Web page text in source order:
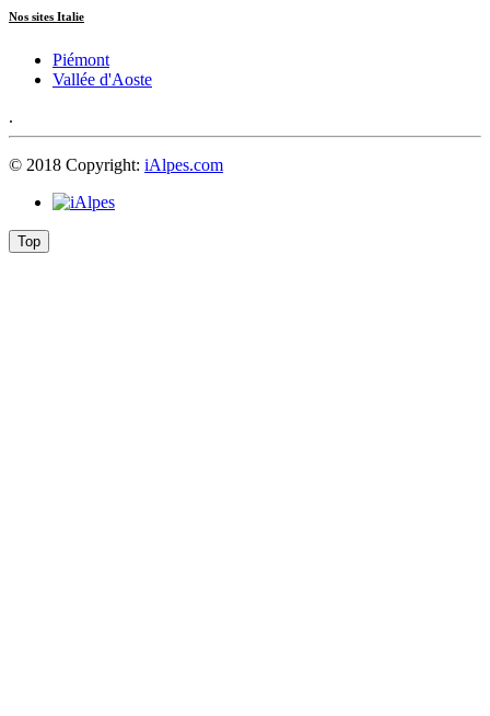
Nos sites Italie
Piémont
Vallée d'Aoste
.
© 2018 Copyright: iAlpes.com
Top